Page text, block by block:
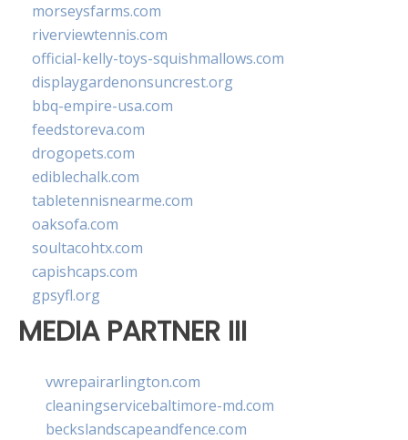
morseysfarms.com
riverviewtennis.com
official-kelly-toys-squishmallows.com
displaygardenonsuncrest.org
bbq-empire-usa.com
feedstoreva.com
drogopets.com
ediblechalk.com
tabletennisnearme.com
oaksofa.com
soultacohtx.com
capishcaps.com
gpsyfl.org
MEDIA PARTNER III
vwrepairarlington.com
cleaningservicebaltimore-md.com
beckslandscapeandfence.com